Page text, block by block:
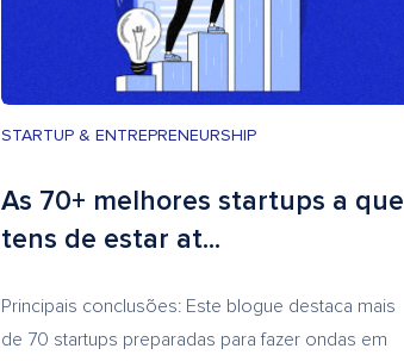
STARTUP & ENTREPRENEURSHIP
As 70+ melhores startups a que
tens de estar at...
Principais conclusões: Este blogue destaca mais
de 70 startups preparadas para fazer ondas em